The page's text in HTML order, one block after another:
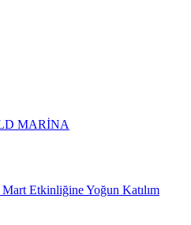
MARİNA
Etkinliğine Yoğun Katılım